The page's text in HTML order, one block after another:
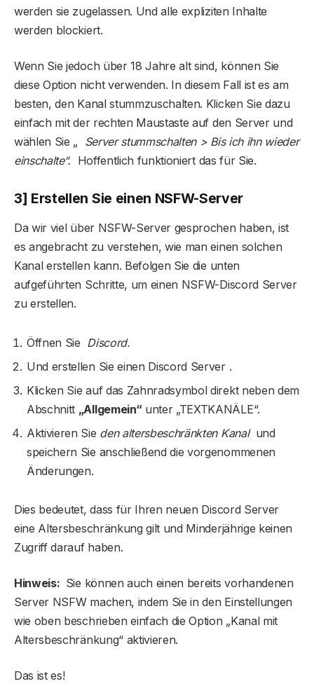
werden sie zugelassen. Und alle expliziten Inhalte
werden blockiert.
Wenn Sie jedoch über 18 Jahre alt sind, können Sie
diese Option nicht verwenden. In diesem Fall ist es am
besten, den Kanal stummzuschalten. Klicken Sie dazu
einfach mit der rechten Maustaste auf den Server und
wählen Sie „ Server stummschalten > Bis ich ihn wieder
einschalte“. Hoffentlich funktioniert das für Sie.
3] Erstellen Sie einen NSFW-Server
Da wir viel über NSFW-Server gesprochen haben, ist
es angebracht zu verstehen, wie man einen solchen
Kanal erstellen kann. Befolgen Sie die unten
aufgeführten Schritte, um einen NSFW-Discord Server
zu erstellen.
Öffnen Sie Discord.
Und erstellen Sie einen Discord Server .
Klicken Sie auf das Zahnradsymbol direkt neben dem
Abschnitt „Allgemein“ unter „TEXTKANÄLE“.
Aktivieren Sie den altersbeschränkten Kanal und
speichern Sie anschließend die vorgenommenen
Änderungen.
Dies bedeutet, dass für Ihren neuen Discord Server
eine Altersbeschränkung gilt und Minderjährige keinen
Zugriff darauf haben.
Hinweis: Sie können auch einen bereits vorhandenen
Server NSFW machen, indem Sie in den Einstellungen
wie oben beschrieben einfach die Option „Kanal mit
Altersbeschränkung“ aktivieren.
Das ist es!